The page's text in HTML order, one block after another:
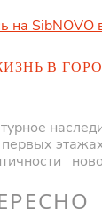
на SibNOVO
В